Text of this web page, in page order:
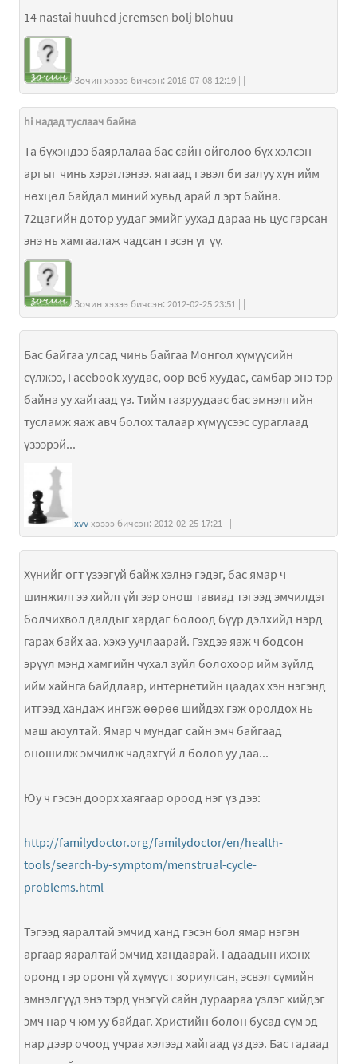
14 nastai huuhed jeremsen bolj blohuu
Зочин хэзээ бичсэн: 2016-07-08 12:19 | |
hi надад туслаач байна
Та бүхэндээ баярлалаа бас сайн ойголоо бүх хэлсэн
аргыг чинь хэрэглэнээ. яагаад гэвэл би залуу хүн ийм
нөхцөл байдал миний хувьд арай л эрт байна.
72цагийн дотор уудаг эмийг уухад дараа нь цус гарсан
энэ нь хамгаалаж чадсан гэсэн үг үү.
Зочин хэзээ бичсэн: 2012-02-25 23:51 | |
Бас байгаа улсад чинь байгаа Монгол хүмүүсийн
сүлжээ, Facebook хуудас, өөр веб хуудас, самбар энэ тэр
байна уу хайгаад үз. Тийм газруудаас бас эмнэлгийн
тусламж яаж авч болох талаар хүмүүсээс сураглаад
үзээрэй...
xvv хэзээ бичсэн: 2012-02-25 17:21 | |
Хүнийг огт үзээгүй байж хэлнэ гэдэг, бас ямар ч
шинжилгээ хийлгүйгээр онош тавиад тэгээд эмчилдэг
болчихвол далдыг хардаг болоод бүүр дэлхийд нэрд
гарах байх аа. хэхэ уучлаарай. Гэхдээ яаж ч бодсон
эрүүл мэнд хамгийн чухал зүйл болохоор ийм зүйлд
ийм хайнга байдлаар, интернетийн цаадах хэн нэгэнд
итгээд хандаж ингэж өөрөө шийдэх гэж оролдох нь
маш аюултай. Ямар ч мундаг сайн эмч байгаад
оношилж эмчилж чадахгүй л болов уу даа...
Юу ч гэсэн доорх хаягаар ороод нэг үз дээ:
http://familydoctor.org/familydoctor/en/health-
tools/search-by-symptom/menstrual-cycle-
problems.html
Тэгээд яаралтай эмчид ханд гэсэн бол ямар нэгэн
аргаар яаралтай эмчид хандаарай. Гадаадын ихэнх
оронд гэр оронгүй хүмүүст зориулсан, эсвэл сүмийн
эмнэлгүүд энэ тэрд үнэгүй сайн дураараа үзлэг хийдэг
эмч нар ч юм уу байдаг. Христийн болон бусад сүм эд
нар дээр очоод учраа хэлээд хайгаад үз дээ. Бас гадаад